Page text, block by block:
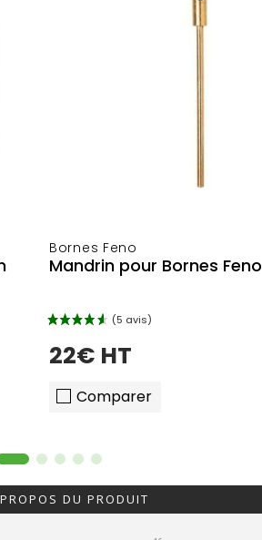
Bornes Feno
Mandrin pour Bornes Feno
22€ HT
Comparer
DU PRODUIT